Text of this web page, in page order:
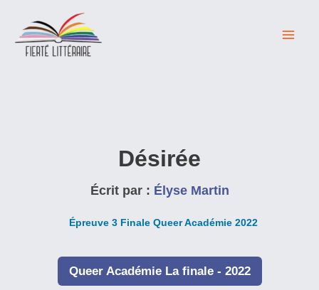
contenu
Désirée
Écrit par : Élyse Martin
Épreuve 3 Finale Queer Académie 2022
Queer Académie La finale - 2022